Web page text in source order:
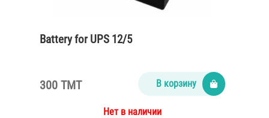
Battery for UPS 12/5
300 TMT В корзину
Нет в наличии